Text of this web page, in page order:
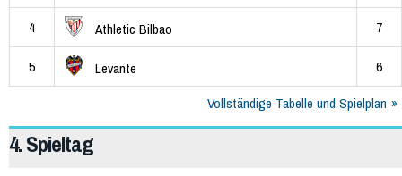
4 Athletic Bilbao 7
5 Levante
6
Vollständige Tabelle und Spielplan
4. Spieltag